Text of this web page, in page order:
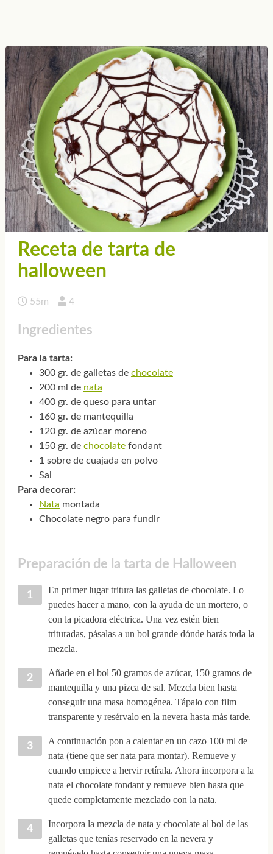
Receta de tarta de
halloween
55m 4
Ingredientes
Para la tarta:
300 gr. de galletas de chocolate
200 ml de nata
400 gr. de queso para untar
160 gr. de mantequilla
120 gr. de azúcar moreno
150 gr. de chocolatefondant
1 sobre de cuajada en polvo
Sal
Para decorar:
Nata montada
Chocolate negro para fundir
Preparación de la tarta de Halloween
En primer lugar tritura las galletas de chocolate. Lo
puedes hacer a mano, con la ayuda de un mortero, o
con la picadora eléctrica. Una vez estén bien
trituradas, pásalas a un bol grande dónde harás toda la
mezcla.
Añade en el bol 50 gramos de azúcar, 150 gramos de
mantequilla y una pizca de sal. Mezcla bien hasta
conseguir una masa homogénea. Tápalo con film
transparente y resérvalo en la nevera hasta más tarde.
A continuación pon a calentar en un cazo 100 ml de
nata (tiene que ser nata para montar). Remueve y
cuando empiece a hervir retírala. Ahora incorpora a la
nata el chocolate fondant y remueve bien hasta que
quede completamente mezclado con la nata.
Incorpora la mezcla de nata y chocolate al bol de las
galletas que tenías reservado en la nevera y